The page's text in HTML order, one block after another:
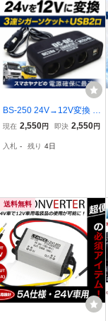
BS-250 24V→12V変換 D
C-DCコンバーター 3連シ
ト付 デコデコ 車載電源 2
現在 2,550円 即決 2,550円
入札 - 残り 4日
送料無料